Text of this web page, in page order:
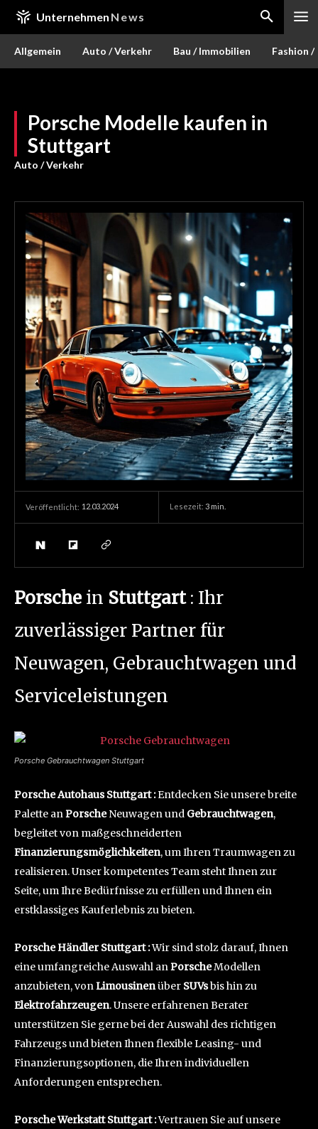
Unternehmen News
Allgemein Auto / Verkehr Bau / Immobilien Fashion /
Porsche Modelle kaufen in
Stuttgart
Auto / Verkehr
Veröffentlicht: 12.03.2024 Lesezeit: 3 min.
Porsche in Stuttgart: Ihr
zuverlässiger Partner für
Neuwagen, Gebrauchtwagen und
Serviceleistungen
Porsche Gebrauchtwagen Stuttgart
Porsche Autohaus Stuttgart :Entdecken Sie unsere breite
Palette anPorscheNeuwagen und Gebrauchtwagen,
begleitet von maßgeschneiderten
Finanzierungsmöglichkeiten, um Ihren Traumwagen zu
realisieren. Unser kompetentes Team steht Ihnen zur
Seite, um Ihre Bedürfnisse zu erfüllen und Ihnen ein
erstklassiges Kauferlebnis zu bieten.
Porsche Händler Stuttgart :Wir sind stolz darauf, Ihnen
eine umfangreiche Auswahl anPorscheModellen
anzubieten, vonLimousinenüber SUVsbis hin zu
Elektrofahrzeugen. Unsere erfahrenen Berater
unterstützen Sie gerne bei der Auswahl des richtigen
Fahrzeugs und bieten Ihnen flexible Leasing- und
Finanzierungsoptionen, die Ihren individuellen
Anforderungen entsprechen.
Porsche Werkstatt Stuttgart :Vertrauen Sie auf unsere